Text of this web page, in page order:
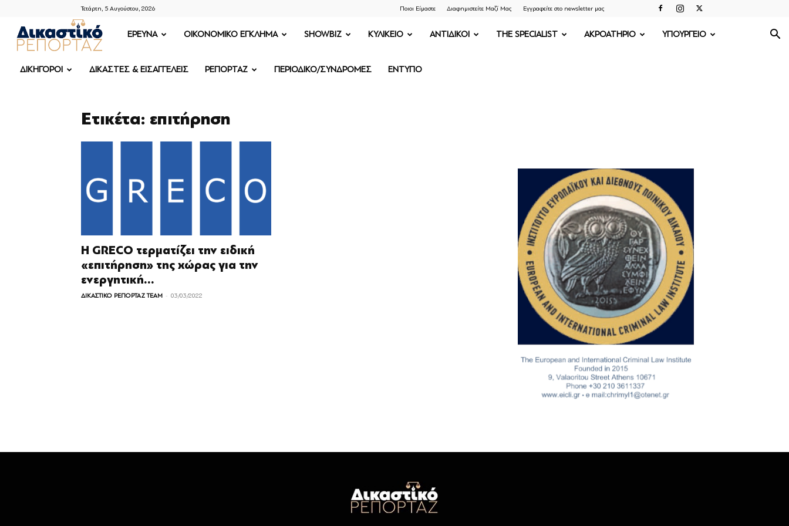
Τετάρτη, 5 Αυγούστου, 2026 Ποιοι Είμαστε Διαφημιστείτε Μαζί Μας Εγγραφείτε στο newsletter μας
ΔΙΚΑΣΤΙΚΟ
ΡΕΠΟΡΤΑΖ
ΕΡΕΥΝΑ OIKONOMIKO ΕΓΚΛΗΜΑ SHOWBIZ ΚΥΛΙΚΕΙΟ ΑΝΤΙΔΙΚΟΙ THE SPECIALIST ΑΚΡΟΑΤΗΡΙΟ ΥΠΟΥΡΓΕΙΟ
ΔΙΚΗΓΟΡΟΙ ΔΙΚΑΣΤΕΣ & ΕΙΣΑΓΓΕΛΕΙΣ ΡΕΠΟΡΤΑΖ ΠΕΡΙΟΔΙΚΟ/ΣΥΝΔΡΟΜΕΣ ΕΝΤΥΠΟ
Ετικέτα: επιτήρηση
Η GRECO τερματίζει την ειδική
«επιτήρηση» της χώρας για την
ενεργητική...
ΔΙΚΑΣΤΙΚΟ ΡΕΠΟΡΤΑΖ TEAM - 03/03/2022